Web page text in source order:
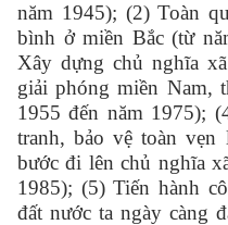
năm 1945); (2) Toàn
bình ở miền Bắc (từ
Xây dựng chủ nghĩa
giải phóng miền Nam,
1955 đến năm 1975);
tranh, bảo vệ toàn
bước đi lên chủ nghĩa
1985); (5) Tiến hành
đất nước ta ngày càng